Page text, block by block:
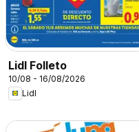
Lidl Folleto
10/08 - 16/08/2026
Lidl